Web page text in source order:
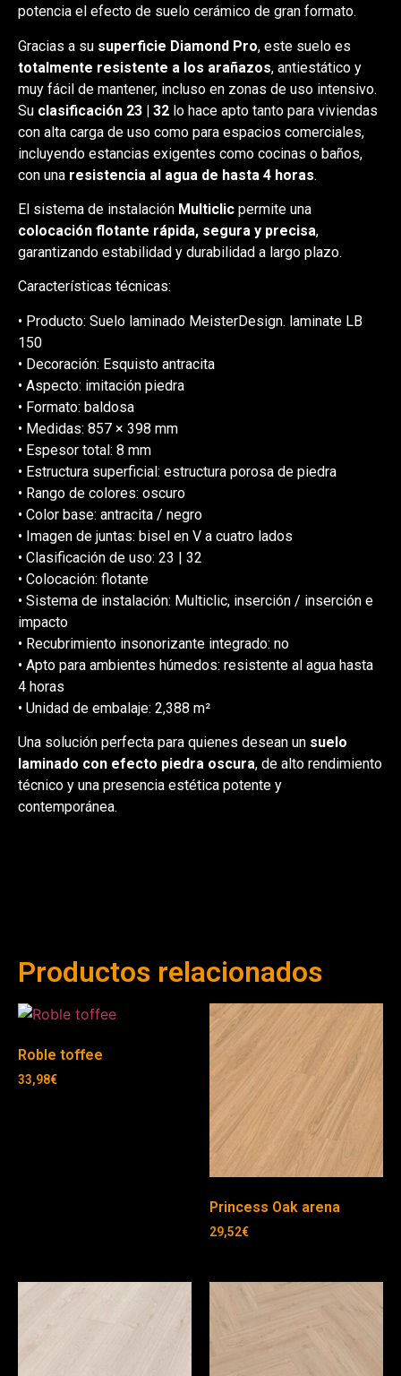
potencia el efecto de suelo cerámico de gran formato.
Gracias a su superficie Diamond Pro, este suelo es
totalmente resistente a los arañazos, antiestático y
muy fácil de mantener, incluso en zonas de uso intensivo.
Su clasificación 23 | 32 lo hace apto tanto para viviendas
con alta carga de uso como para espacios comerciales,
incluyendo estancias exigentes como cocinas o baños,
con una resistencia al agua de hasta 4 horas.
El sistema de instalación Multiclic permite una
colocación flotante rápida, segura y precisa,
garantizando estabilidad y durabilidad a largo plazo.
Características técnicas:
• Producto: Suelo laminado MeisterDesign. laminate LB
150
• Decoración: Esquisto antracita
• Aspecto: imitación piedra
• Formato: baldosa
• Medidas: 857 × 398 mm
• Espesor total: 8 mm
• Estructura superficial: estructura porosa de piedra
• Rango de colores: oscuro
• Color base: antracita / negro
• Imagen de juntas: bisel en V a cuatro lados
• Clasificación de uso: 23 | 32
• Colocación: flotante
• Sistema de instalación: Multiclic, inserción / inserción e
impacto
• Recubrimiento insonorizante integrado: no
• Apto para ambientes húmedos: resistente al agua hasta
4 horas
• Unidad de embalaje: 2,388 m²
Una solución perfecta para quienes desean un suelo
laminado con efecto piedra oscura, de alto rendimiento
técnico y una presencia estética potente y
contemporánea.
Productos relacionados
Roble toffee
33,98€
Princess Oak arena
29,52€